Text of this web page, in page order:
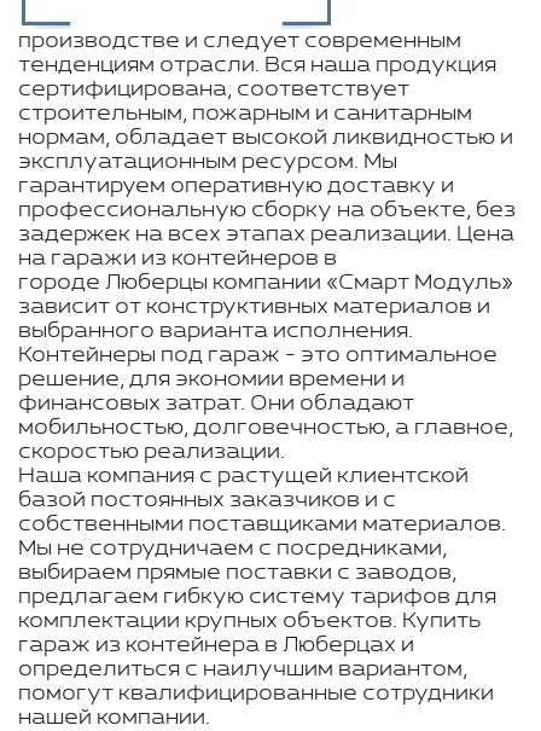
производстве и следует современным
тенденциям отрасли. Вся наша продукция
сертифицирована, соответствует
строительным, пожарным и санитарным
нормам, обладает высокой ликвидностью и
эксплуатационным ресурсом. Мы
гарантируем оперативную доставку и
профессиональную сборку на объекте, без
задержек на всех этапах реализации. Цена
на гаражи из контейнеров в
городе Люберцы компании «Смарт Модуль»
зависит от конструктивных материалов и
выбранного варианта исполнения.
Контейнеры под гараж - это оптимальное
решение, для экономии времени и
финансовых затрат. Они обладают
мобильностью, долговечностью, а главное,
скоростью реализации.
Наша компания с растущей клиентской
базой постоянных заказчиков и с
собственными поставщиками материалов.
Мы не сотрудничаем с посредниками,
выбираем прямые поставки с заводов,
предлагаем гибкую систему тарифов для
комплектации крупных объектов. Купить
гараж из контейнера в Люберцах и
определиться с наилучшим вариантом,
помогут квалифицированные сотрудники
нашей компании.